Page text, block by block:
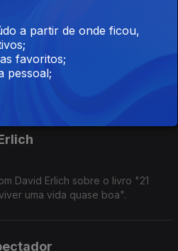
Conceição Calhau sobre o livro
David Erlich sobre o livro "21
uma vida quase boa".
a partir de onde ficou,
favoritos;
pessoal;